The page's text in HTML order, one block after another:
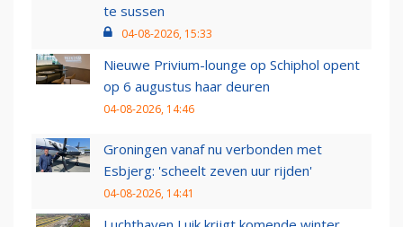
te sussen
04-08-2026, 15:33
Nieuwe Privium-lounge op Schiphol opent
op 6 augustus haar deuren
04-08-2026, 14:46
Groningen vanaf nu verbonden met
Esbjerg: 'scheelt zeven uur rijden'
04-08-2026, 14:41